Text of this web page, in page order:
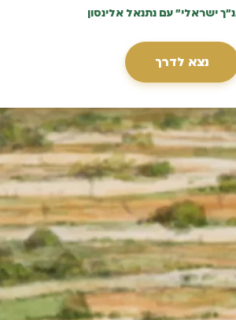
ישראלי" עם נתנאל אלינסון
נצא לדרך